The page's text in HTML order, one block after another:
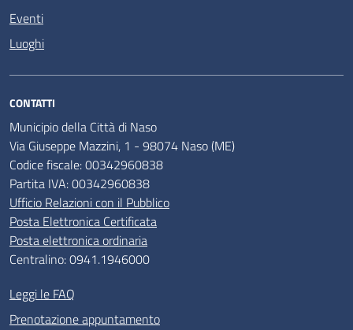
Eventi
Luoghi
CONTATTI
Municipio della Città di Naso
Via Giuseppe Mazzini, 1 - 98074 Naso (ME)
Codice fiscale: 00342960838
Partita IVA: 00342960838
Ufficio Relazioni con il Pubblico
Posta Elettronica Certificata
Posta elettronica ordinaria
Centralino: 0941.1946000
Leggi le FAQ
Prenotazione appuntamento